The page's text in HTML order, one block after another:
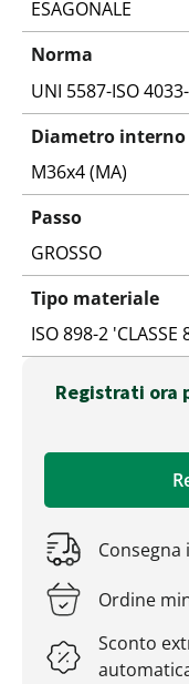
ESAGONALE
Norma
UNI 5587-ISO
Diametro interno
M36x4 (MA)
Passo
GROSSO
Tipo materiale
ISO 898-2 'CLASSE
Registrati ora
Ordine
Sconto